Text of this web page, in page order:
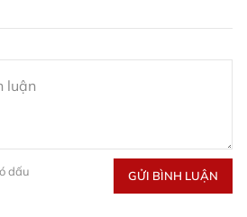
dấu GỬI BÌNH LUẬN